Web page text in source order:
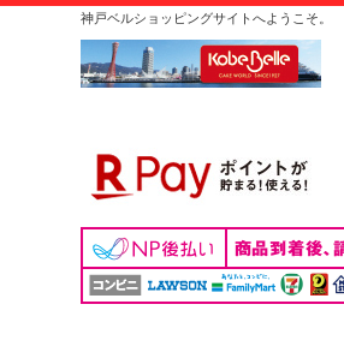
神戸ベルショッピングサイトへようこそ。